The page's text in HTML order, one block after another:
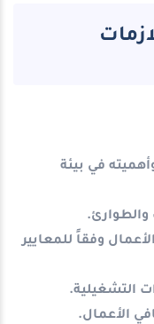
في بيئة
والطوارئ.
وفقاً للمعايير
التشغيلية.
الأعمال.